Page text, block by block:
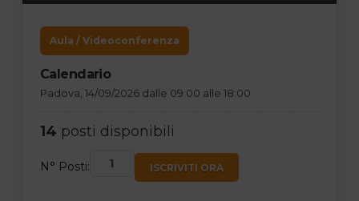
Aula / Videoconferenza
Calendario
Padova, 14/09/2026 dalle 09:00 alle 18:00
14 posti disponibili
N° Posti: ISCRIVITI ORA